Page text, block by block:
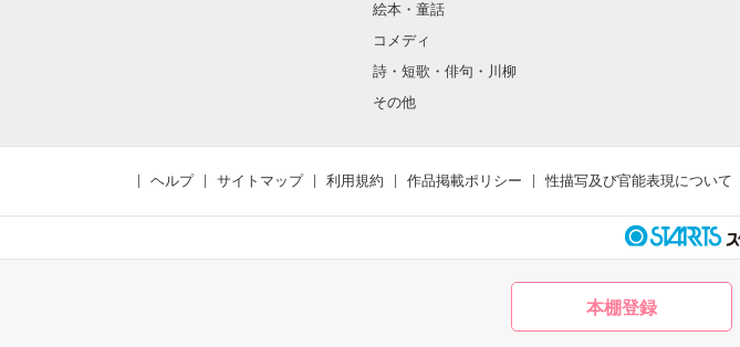
絵本・童話
コメディ
詩・短歌・俳句・川柳
その他
ヘルプ サイトマップ 利用規約 作品掲載ポリシー 性描写及び官能表現について